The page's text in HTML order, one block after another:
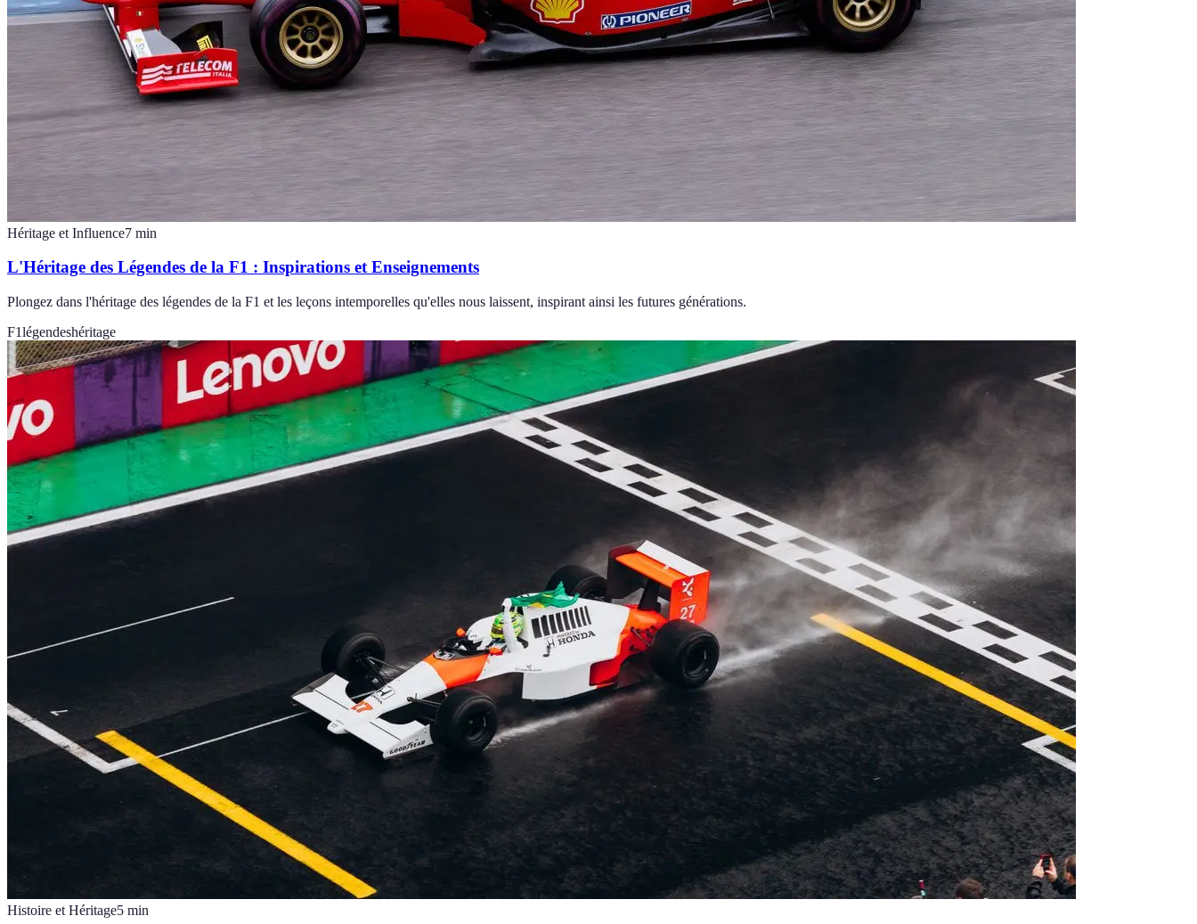
Héritage et Influence7 min
L'Héritage des Légendes de la F1 : Inspirations et Enseignements
Plongez dans l'héritage des légendes de la F1 et les leçons intemporelles qu'elles nous laissent, inspirant ainsi les futures générations.
F1légendeshéritage
Histoire et Héritage5 min